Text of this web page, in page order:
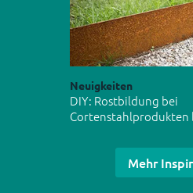
Neuigkeiten
DIY: Rostbildung bei
Cortenstahlprodukten
Mehr